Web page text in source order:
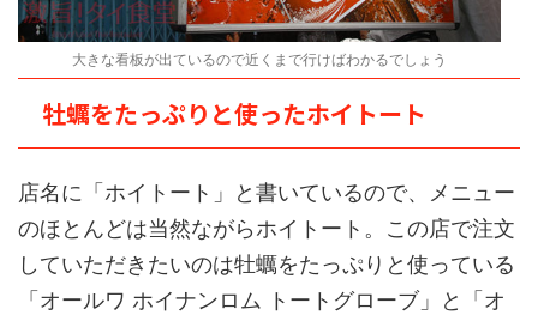
大きな看板が出ているので近くまで行けばわかるでしょう
牡蠣をたっぷりと使ったホイトート
店名に「ホイトート」と書いているので、メニュー
のほとんどは当然ながらホイトート。この店で注文
していただきたいのは牡蠣をたっぷりと使っている
「オールワ ホイナンロム トートグローブ」と「オ